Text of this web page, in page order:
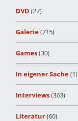
DVD (27)
Galerie(715)
Games(30)
In eigener Sache(1)
Interviews(363)
Literatur(60)